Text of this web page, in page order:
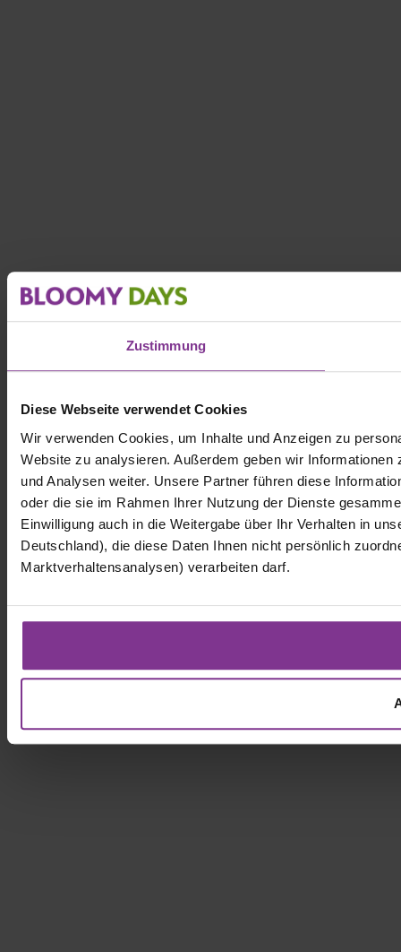
Zustimmung
Diese Webseite verwendet Cookies
Wir verwenden Cookies, um Inhalte und Anzeigen zu
Website zu analysieren. Außerdem geben wir
und Analysen weiter. Unsere Partner führen diese
oder die sie im Rahmen Ihrer Nutzung der Dienste
Einwilligung auch in die Weitergabe über Ihr Verhalten in
Deutschland), die diese Daten Ihnen nicht persönlich
Marktverhaltensanalysen) verarbeiten darf.